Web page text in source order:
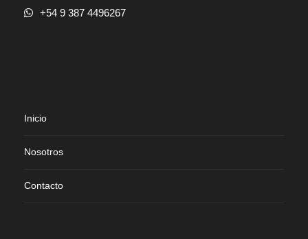
+54 9 387 4496267
Inicio
Nosotros
Contacto